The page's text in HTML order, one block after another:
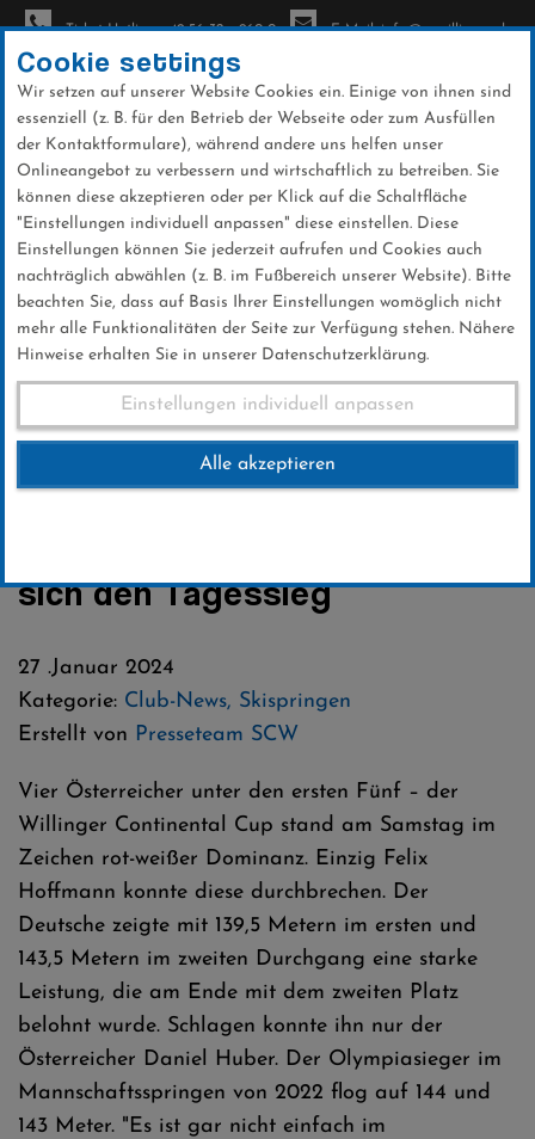
Direkt
zum
Inhalt
Ticket-Hotline: +49 56 32 - 960-0 E-Mail: info@sc-willingen.de
News
FIS Skisprung COC: Felix
Hoffmann verhindert
österreichischen Dreifach-
sich den Tagessieg
27 .Januar 2024
Kategorie: Club-News, Skispringen
Erstellt von Presseteam SCW
Vier Österreicher unter den ersten Fünf – der
Willinger Continental Cup stand am Samstag im
Zeichen rot-weißer Dominanz. Einzig Felix
Hoffmann konnte diese durchbrechen. Der
Deutsche zeigte mit 139,5 Metern im ersten und
143,5 Metern im zweiten Durchgang eine starke
Leistung, die am Ende mit dem zweiten Platz
belohnt wurde. Schlagen konnte ihn nur der
Österreicher Daniel Huber. Der Olympiasieger im
Mannschaftsspringen von 2022 flog auf 144 und
143 Meter. "Es ist gar nicht einfach im
Cookie settings
Wir setzen auf unserer Website Cookies ein. Einige von ihnen sind
essenziell (z. B. für den Betrieb der Webseite oder zum Ausfüllen
der Kontaktformulare), während andere uns helfen unser
Onlineangebot zu verbessern und wirtschaftlich zu betreiben. Sie
können diese akzeptieren oder per Klick auf die Schaltfläche
"Einstellungen individuell anpassen" diese einstellen. Diese
Einstellungen können Sie jederzeit aufrufen und Cookies auch
nachträglich abwählen (z. B. im Fußbereich unserer Website). Bitte
beachten Sie, dass auf Basis Ihrer Einstellungen womöglich nicht
mehr alle Funktionalitäten der Seite zur Verfügung stehen. Nähere
Hinweise erhalten Sie in unserer Datenschutzerklärung.
Einstellungen individuell anpassen
Alle akzeptieren